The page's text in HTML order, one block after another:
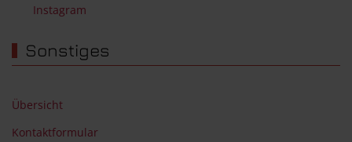
Instagram
Sonstiges
Übersicht
Kontaktformular